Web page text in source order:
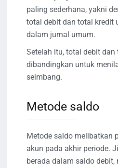
paling sederhana, yakni
total debit dan total kredit
dalam jurnal umum.
Setelah itu, total debit dan
dibandingkan untuk
seimbang.
Metode saldo
Metode saldo melibatkan
akun pada akhir periode.
berada dalam saldo debit,